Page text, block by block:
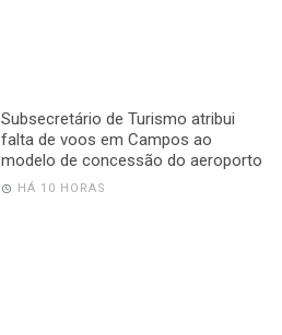
Subsecretário de Turismo atribui
falta de voos em Campos ao
modelo de concessão do aeroporto
HÁ 10 HORAS